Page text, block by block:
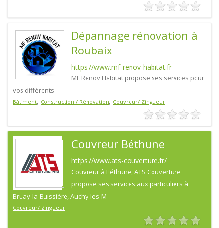
Dépannage rénovation à
Roubaix
https://www.mf-renov-habitat.fr
MF Renov Habitat propose ses services pour
vos différents
Bâtiment, Construction / Rénovation, Couvreur/ Zingueur
Couvreur Béthune
https://www.ats-couverture.fr/
Couvreur à Béthune, ATS Couverture
propose ses services aux particuliers à
Bruay-la-Buissière, Auchy-les-M
Couvreur/ Zingueur